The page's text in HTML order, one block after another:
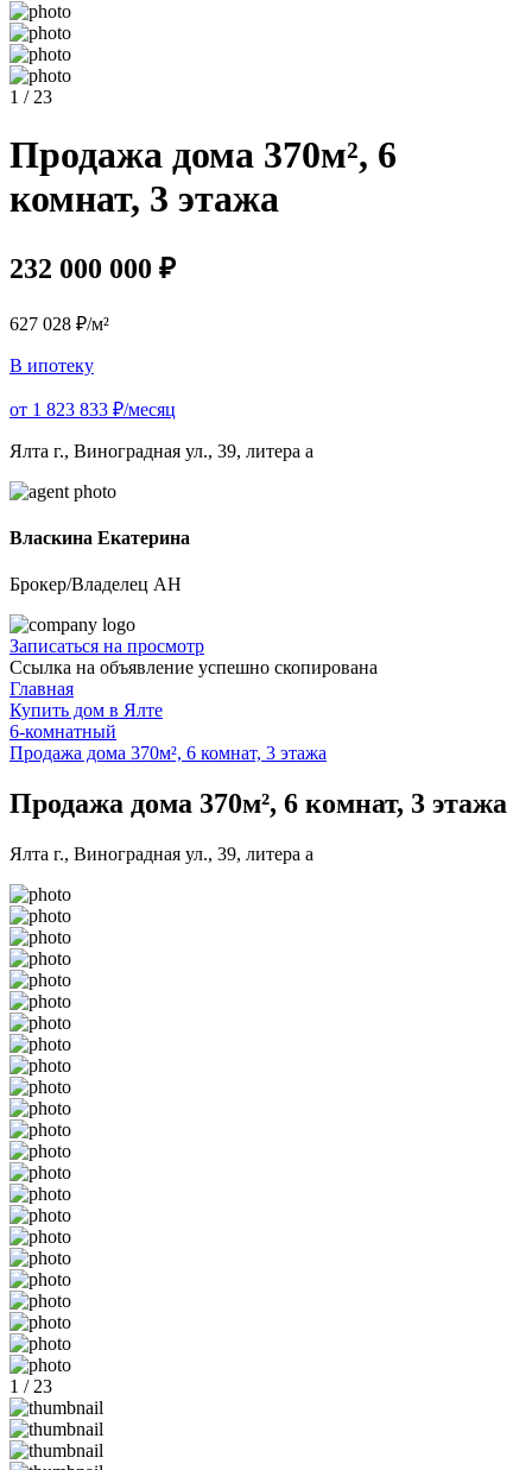
1 / 23
Продажа дома 370м², 6
комнат, 3 этажа
232 000 000 ₽
627 028 ₽/м²
В ипотеку
от 1 823 833 ₽/месяц
Ялта г., Виноградная ул., 39, литера а
Власкина Екатерина
Брокер/Владелец АН
Записаться на просмотр
Ссылка на объявление успешно скопирована
Главная
Купить дом в Ялте
6-комнатный
Продажа дома 370м², 6 комнат, 3 этажа
Продажа дома 370м², 6 комнат, 3 этажа
Ялта г., Виноградная ул., 39, литера а
1 / 23